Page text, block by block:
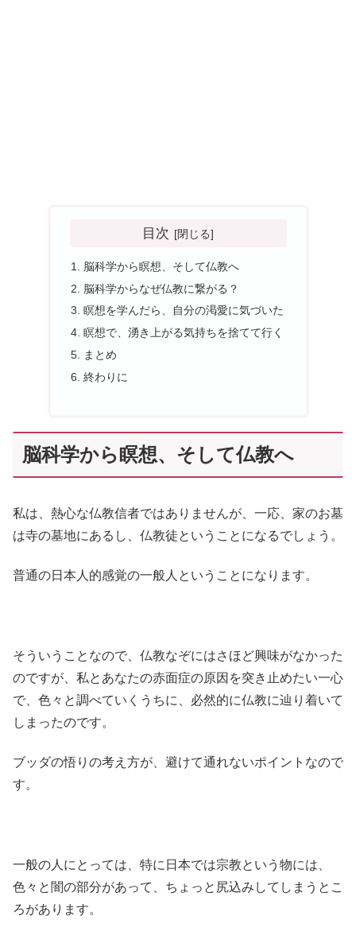
目次
脳科学から瞑想、そして仏教へ
脳科学からなぜ仏教に繋がる？
瞑想を学んだら、自分の渇愛に気づいた
瞑想で、湧き上がる気持ちを捨てて行く
まとめ
終わりに
脳科学から瞑想、そして仏教へ
私は、熱心な仏教信者ではありませんが、一応、家のお墓
は寺の墓地にあるし、仏教徒ということになるでしょう。
普通の日本人的感覚の一般人ということになります。
そういうことなので、仏教なぞにはさほど興味がなかった
のですが、私とあなたの赤面症の原因を突き止めたい一心
で、色々と調べていくうちに、必然的に仏教に辿り着いて
しまったのです。
ブッダの悟りの考え方が、避けて通れないポイントなので
す。
一般の人にとっては、特に日本では宗教という物には、
色々と闇の部分があって、ちょっと尻込みしてしまうとこ
ろがあります。